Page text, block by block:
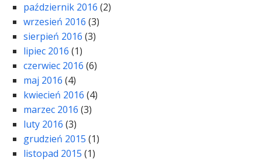
październik 2016 (2)
wrzesień 2016 (3)
sierpień 2016 (3)
lipiec 2016 (1)
czerwiec 2016 (6)
maj 2016 (4)
kwiecień 2016 (4)
marzec 2016 (3)
luty 2016 (3)
grudzień 2015 (1)
listopad 2015 (1)